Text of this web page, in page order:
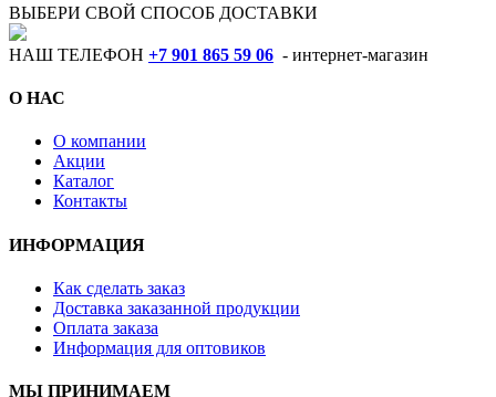
ВЫБЕРИ СВОЙ СПОСОБ ДОСТАВКИ
НАШ ТЕЛЕФОН +7 901 865 59 06 - интернет-магазин
О НАС
О компании
Акции
Каталог
Контакты
ИНФОРМАЦИЯ
Как сделать заказ
Доставка заказанной продукции
Оплата заказа
Информация для оптовиков
МЫ ПРИНИМАЕМ